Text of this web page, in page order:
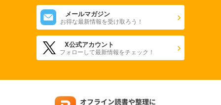
メールマガジン
お得な最新情報を受け取ろう！
X公式アカウント
フォローして最新情報をチェック！